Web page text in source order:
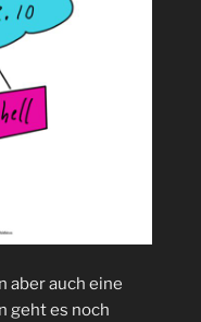
aber auch eine
geht es noch